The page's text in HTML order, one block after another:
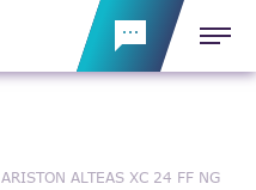
ARISTON ALTEAS XC 24 FF NG